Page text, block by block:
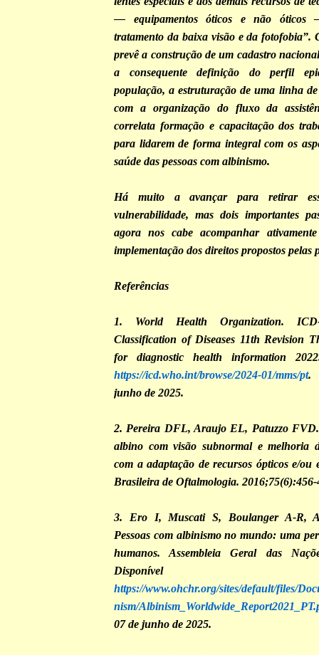
— equipamentos óticos e não óticos
tratamento da baixa visão e da fotofobia”.
prevê a construção de um cadastro
a consequente definição do perfil
população, a estruturação de uma linha
com a organização do fluxo da
correlata formação e capacitação dos
para lidarem de forma integral com os
saúde das pessoas com albinismo.
Há muito a avançar para retirar
vulnerabilidade, mas dois importantes
agora nos cabe acompanhar
implementação dos direitos propostos pelas
Referências
1. World Health Organization.
Classification of Diseases 11th Revision
for diagnostic health information
https://icd.who.int/browse/2024-01/mms/pt.
junho de 2025.
2. Pereira DFL, Araujo EL, Patuzzo
albino com visão subnormal e melhoria
com a adaptação de recursos ópticos e/ou
Brasileira de Oftalmologia. 2016;75(6):456-
3. Ero I, Muscati S, Boulanger A-R,
Pessoas com albinismo no mundo: uma
humanos. Assembleia Geral das
https://www.ohchr.org/sites/default/files/
nism/
07 de junho de 2025.